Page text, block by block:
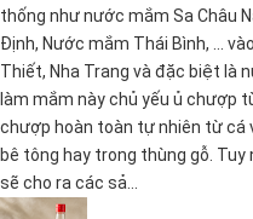
thống như nước mắm Sa Châu
Định, Nước mắm Thái Bình, ...
Thiết, Nha Trang và đặc biệt là
làm mắm này chủ yếu ủ chượp
chượp hoàn toàn tự nhiên từ cá
bê tông hay trong thùng gỗ. Tuy
sẽ cho ra các sả...